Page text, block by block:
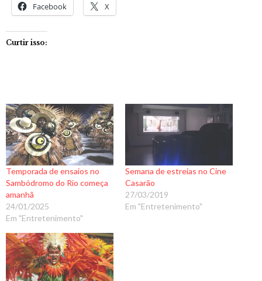
Facebook X
Curtir isso:
Temporada de ensaios no
Sambódromo do Rio começa
amanhã
24/01/2025
Em "Entretenimento"
Semana de estreias no Cine
Casarão
27/03/2019
Em "Entretenimento"